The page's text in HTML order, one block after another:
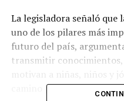
La legisladora señaló que
uno de los pilares más
futuro del país,
transmitir
camino para sus vidas.